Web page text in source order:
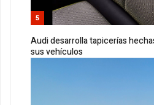
5
Audi desarrolla tapicerías
sus vehículos